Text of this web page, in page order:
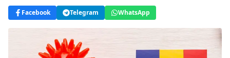
Facebook Telegram WhatsApp